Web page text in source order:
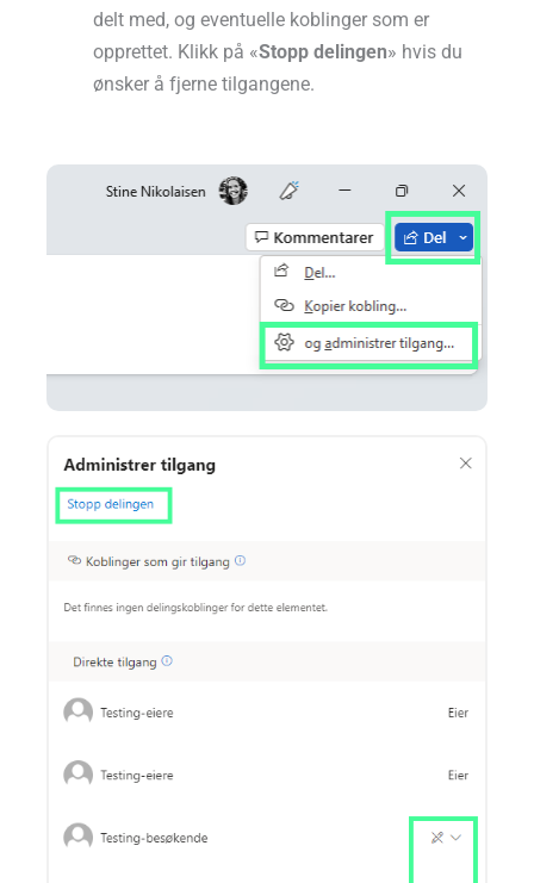
delt med, og eventuelle koblinger som er
opprettet. Klikk på «Stopp delingen» hvis du
ønsker å fjerne tilgangene.